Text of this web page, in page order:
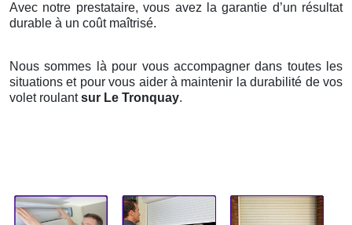
Avec notre prestataire, vous avez la garantie d’un résultat
durable à un coût maîtrisé.
Nous sommes là pour vous accompagner dans toutes les
situations et pour vous aider à maintenir la durabilité de vos
volet roulantsur Le Tronquay.